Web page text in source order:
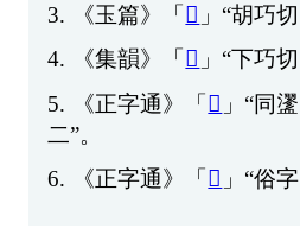
3.
《玉篇》「𥃃 」“胡巧切
4.
《集韻》「 𣟇 」“下巧切
5.
《正字通》「𥂔 」“同䀊
二”。
6.
《正字通》「 𣟇 」“俗字